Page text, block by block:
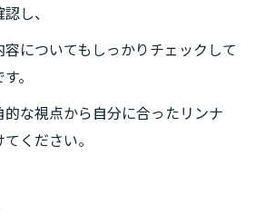
し、
容についてもしっかりチェックして
。
的な視点から自分に合ったリンナ
ください。